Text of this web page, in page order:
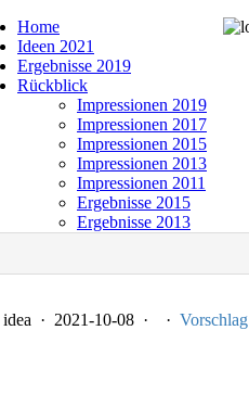
Home
Ideen 2021
Ergebnisse 2019
Rückblick
Impressionen 2019
Impressionen 2017
Impressionen 2015
Impressionen 2013
Impressionen 2011
Ergebnisse 2015
Ergebnisse 2013
idea · 2021-10-08 · · Vorschlag